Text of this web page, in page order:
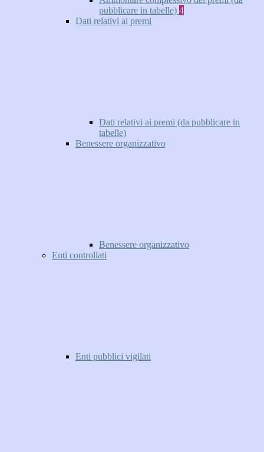
pubblicare in tabelle) 4
Dati relativi ai premi
Dati relativi ai premi (da pubblicare in
tabelle)
Benessere organizzativo
Benessere organizzativo
Enti controllati
Enti pubblici vigilati